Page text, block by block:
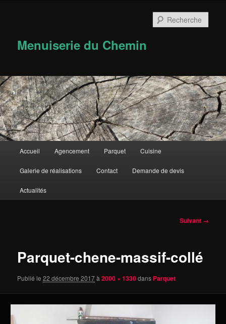
Menuiserie du Chemin
principal
Aller
au
contenu
Accueil Agencement Parquet Cuisine
Galerie de réalisations Contact Demande de devis
Actualités
Navigation
Suivant →
Parquet-chene-massif-collé
Publié le22 décembre 2017à2000 × 1330dans Parquet